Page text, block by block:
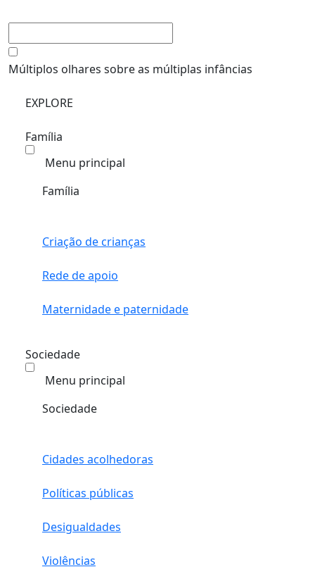
Múltiplos olhares sobre as múltiplas infâncias
EXPLORE
Família
Menu principal
Família
Criação de crianças
Rede de apoio
Maternidade e paternidade
Sociedade
Menu principal
Sociedade
Cidades acolhedoras
Políticas públicas
Desigualdades
Violências